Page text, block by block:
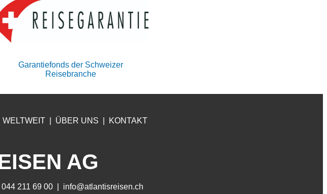
Garantiefonds der Schweizer
Reisebranche
WELTWEIT ÜBER UNS KONTAKT
AG
211 69 00 | info@atlantisreisen.ch